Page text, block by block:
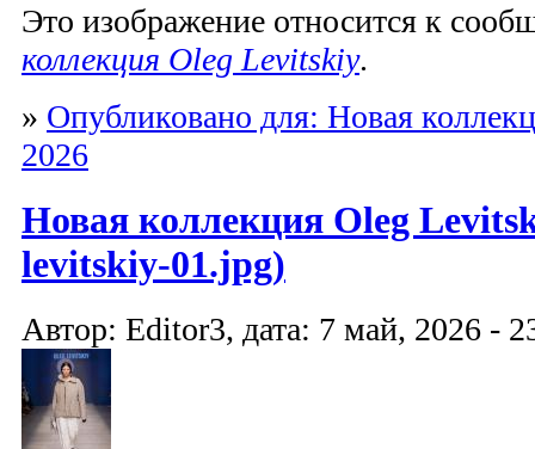
Это изображение относится к
коллекция Oleg Levitskiy.
» Опубликовано для: Новая
2026
Новая коллекция Oleg
levitskiy-01.jpg)
Автор: Editor3, дата: 7 май, 2026 -